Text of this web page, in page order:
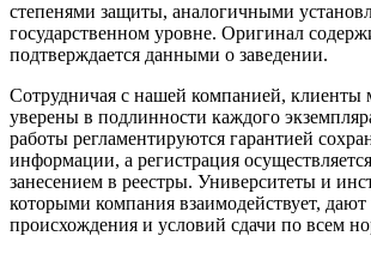
степенями защиты, аналогичными
государственном уровне. Оригинал
подтверждается данными о заведении.
Сотрудничая с нашей компанией, клиенты
уверены в подлинности каждого
работы регламентируются гарантией
информации, а регистрация
занесением в реестры. Университеты и
которыми компания взаимодействует,
происхождения и условий сдачи по всем